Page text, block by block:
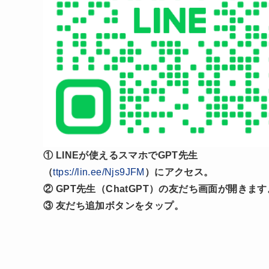
① LINEが使えるスマホでGPT先生
（ttps://lin.ee/Njs9JFM ）にアクセス。
② GPT先生（ChatGPT）の友だち画面が開きます
③ 友だち追加ボタンをタップ。